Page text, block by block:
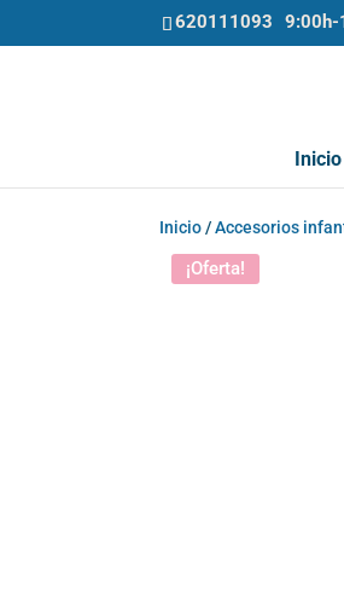
620111093
Inicio
Inicio/Accesorios
¡Oferta!